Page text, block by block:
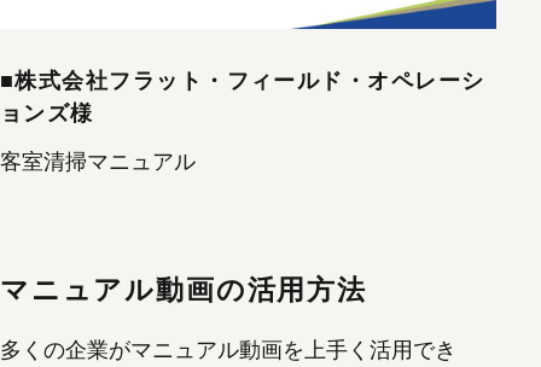
■株式会社フラット・フィールド・オペレーシ
ョンズ様
客室清掃マニュアル
マニュアル動画の活用方法
多くの企業がマニュアル動画を上手く活用でき